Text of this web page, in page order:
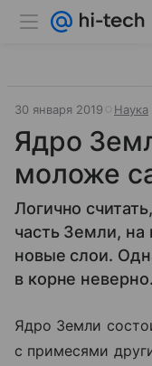
30 января 2019 Наука
Ядро
моложе
Логично
часть Земли, на
новые слои.
в корне неверно.
Ядро Земли
с примесями